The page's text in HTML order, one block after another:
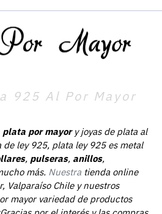
925 Al Por Mayor
plata por mayory joyas de plata al
ley 925, plata ley 925 es metal
, pulseras, anillos,
más. Nuestra tienda online
Valparaíso Chile y nuestros
mayor variedad de productos